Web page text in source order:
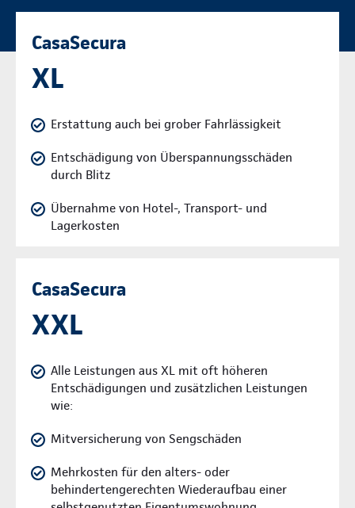
CasaSecura
XL
Erstattung auch bei grober Fahrlässigkeit
Entschädigung von Überspannungsschäden
durch Blitz
Übernahme von Hotel-, Transport- und
Lagerkosten
CasaSecura
XXL
Alle Leistungen aus XL mit oft höheren
Entschädigungen und zusätzlichen Leistungen
wie:
Mitversicherung von Sengschäden
Mehrkosten für den alters- oder
behindertengerechten Wiederaufbau einer